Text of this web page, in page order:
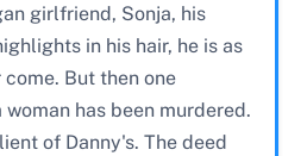
girlfriend, Sonja, his
in his hair, he is as
But then one
has been murdered.
of Danny's. The deed